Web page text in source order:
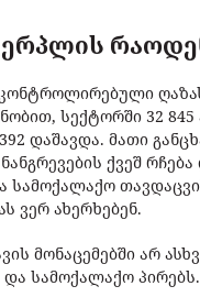
კონტროლირებული
სექტორში 32 845
დაშავდა. მათი
ქვეშ
სამოქალაქო
ვერ ახერხებენ.
მონაცემებში არ
სამოქალაქო პირებს.